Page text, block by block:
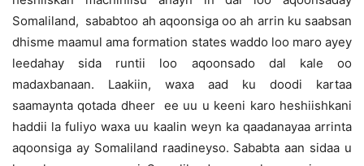
Somaliland, sababtoo ah aqoonsiga oo ah arrin ku saabsan
dhisme maamul ama formation states waddo loo maro ayey
leedahay sida runtii loo aqoonsado dal kale oo
madaxbanaan. Laakiin, waxa aad ku doodi kartaa
saamaynta qotada dheer ee uu u keeni karo heshiishkani
haddii la fuliyo waxa uu kaalin weyn ka qaadanayaa arrinta
aqoonsiga ay Somaliland raadineyso. Sababta aan sidaa u